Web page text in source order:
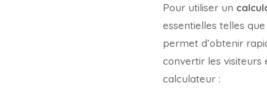
Pour utiliser un
essentielles telles
permet d’obtenir
convertir les visiteurs
calculateur :